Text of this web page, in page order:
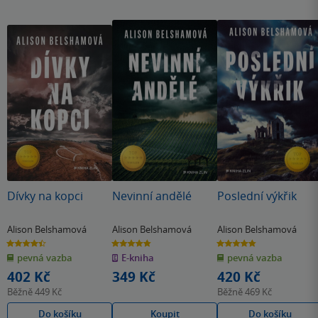
postupně, abyste lépe pochopili vazby mezi postavami a
jejich jednání.
Dívky na kopci
Alison Belshamová
4.4
z
5
hvězdiček
pevná vazba
402 Kč
Běžně449 Kč
Do košíku
Nevinní andělé
Alison Belshamová
4.8
z
5
hvězdiček
E-kniha
349 Kč
Koupit
Poslední výkřik
Alison Belshamová
4.8
z
5
hvězdiček
pevná vazba
420 Kč
Běžně469 Kč
Do košíku